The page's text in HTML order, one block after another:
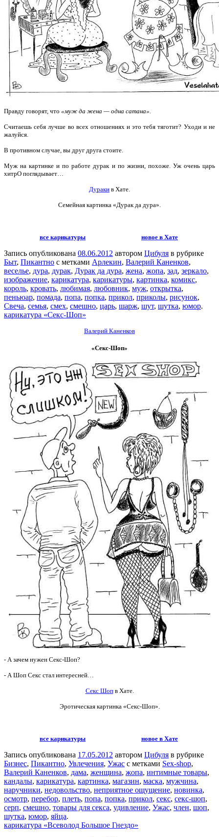
Правду говорят, что «муж да жена — одна сатана».
Считаешь себя лучше во всех отношениях и это тебя тяготит? Уходи и не
жалуйся.
В противном случае, вы друг друга стоите.
Муж на картинке и по работе дурак и по жизни, похоже. Уж очень царь
хитрО поглядывает…
Дураки в Хате.
Семейная картинка «Дурак да дура».
все карикатуры новое в Хате
Запись опубликована 08.06.2012 автором Цибуля в рубрике
Быт, Пикантно с метками Арлекин, Валерий Каненков,
веселье, дура, дурак, Дурак да дура, жена, жопа, зад, зеркало,
изображение, карикатура, карикатуры, картинка, комикс,
король, кровать, любимая, любовник, муж, открытка,
пеньюар, помада, попа, попка, прикол, приколы, рисунок,
Свеча, семья, смех, смешно, царь, шарж, шут, шутка, юмор.
карикатура «Секс-Шоп»
Валерий Каненков
«Секс-Шоп»
- А зачем нужен Секс-Шоп?
- А Шоп Секс стал интересней…
Секс Шопв Хате.
Эротическая картинка «Секс-Шоп».
все карикатуры новое в Хате
Запись опубликована 17.05.2012 автором Цибуля в рубрике
Бизнес, Пикантно, Увлечения, Ужас с метками Sex-shop,
Валерий Каненков, дама, женщина, жопа, интимные товары,
кандалы, карикатура, картинка, магазин, маска, мужчина,
наручники, недовольство, неприятное ощущение, новинка,
осмотр, перебор, плеть, попа, попка, прикол, секс, секс-шоп,
серп, смешно, товары для секса, удивление, Ужас, член, шоп,
шутка, юмор, яйца.
карикатура «Всеволод Большое Гнездо»